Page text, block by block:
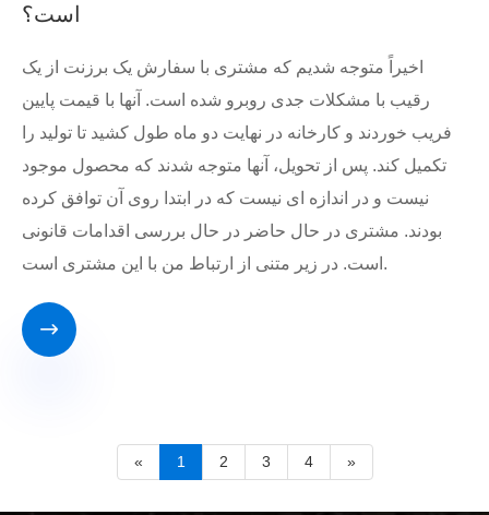
است؟
اخیراً متوجه شدیم که مشتری با سفارش یک برزنت از یک
رقیب با مشکلات جدی روبرو شده است. آنها با قیمت پایین
فریب خوردند و کارخانه در نهایت دو ماه طول کشید تا تولید را
تکمیل کند. پس از تحویل، آنها متوجه شدند که محصول موجود
نیست و در اندازه ای نیست که در ابتدا روی آن توافق کرده
بودند. مشتری در حال حاضر در حال بررسی اقدامات قانونی
است. در زیر متنی از ارتباط من با این مشتری است.

« 1 2 3 4 »